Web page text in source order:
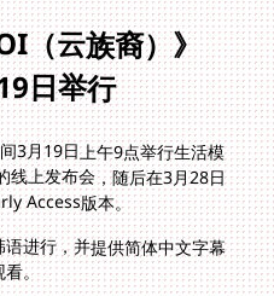
（云族裔）》
日举行
3月19日上午9点举行生活模
的线上发布会，随后在3月28日
Access版本。
进行，并提供简体中文字幕
看。